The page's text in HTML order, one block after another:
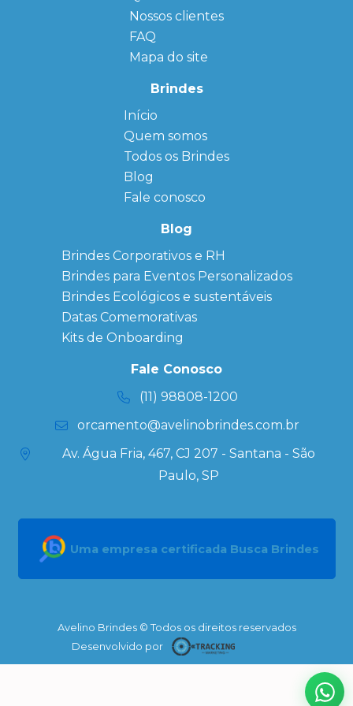
Nossos clientes
FAQ
Mapa do site
Brindes
Início
Quem somos
← Back
FAQ
Sitemap
Todos os Brindes
← Back
Agendas
Personalizadas
Personalizado
personalizados
Brindes
Corporativos
Copos Térmicos
Personalizados
Datas Especiais
Ecobag
Personalizada
Kits
Blog
Fale conosco
Blog
Brindes Corporativos e RH
Brindes para Eventos Personalizados
Brindes Ecológicos e sustentáveis
Datas Comemorativas
Kits de Onboarding
Fale Conosco
(11) 98808-1200
orcamento@avelinobrindes.com.br
Av. Água Fria, 467, CJ 207 - Santana - São
Paulo, SP
Uma empresa certificada Busca Brindes
Avelino Brindes © Todos os direitos reservados
Desenvolvido por